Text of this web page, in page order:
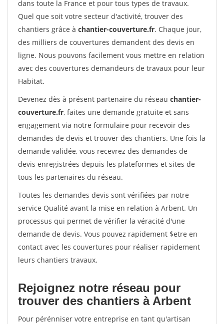
dans toute la France et pour tous types de travaux.
Quel que soit votre secteur d'activité, trouver des
chantiers grâce à chantier-couverture.fr. Chaque jour,
des milliers de couvertures demandent des devis en
ligne. Nous pouvons facilement vous mettre en relation
avec des couvertures demandeurs de travaux pour leur
Habitat.
Devenez dès à présent partenaire du réseau chantier-
couverture.fr, faites une demande gratuite et sans
engagement via notre formulaire pour recevoir des
demandes de devis et trouver des chantiers. Une fois la
demande validée, vous recevrez des demandes de
devis enregistrées depuis les plateformes et sites de
tous les partenaires du réseau.
Toutes les demandes devis sont vérifiées par notre
service Qualité avant la mise en relation à Arbent. Un
processus qui permet de vérifier la véracité d'une
demande de devis. Vous pouvez rapidement $etre en
contact avec les couvertures pour réaliser rapidement
leurs chantiers travaux.
Rejoignez notre réseau pour
trouver des chantiers à Arbent
Pour pérénniser votre entreprise en tant qu'artisan